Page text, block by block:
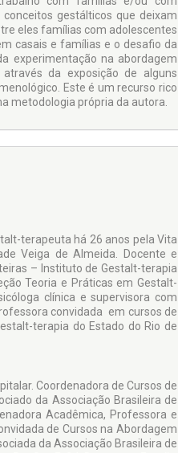
gestálticos que deixam
eles famílias com adolescentes
casais e famílias e o desafio da
experimentação na abordagem
da exposição de alguns
Este é um recurso rico
metodologia própria da autora.
terapeuta há 26 anos pela Vita
Veiga de Almeida. Docente e
– Instituto de Gestalt-terapia
Teoria e Práticas em Gestalt-
clínica e supervisora com
convidada em cursos de
terapia do Estado do Rio de
Coordenadora de Cursos de
da Associação Brasileira de
Acadêmica, Professora e
de Cursos na Abordagem
da Associação Brasileira de